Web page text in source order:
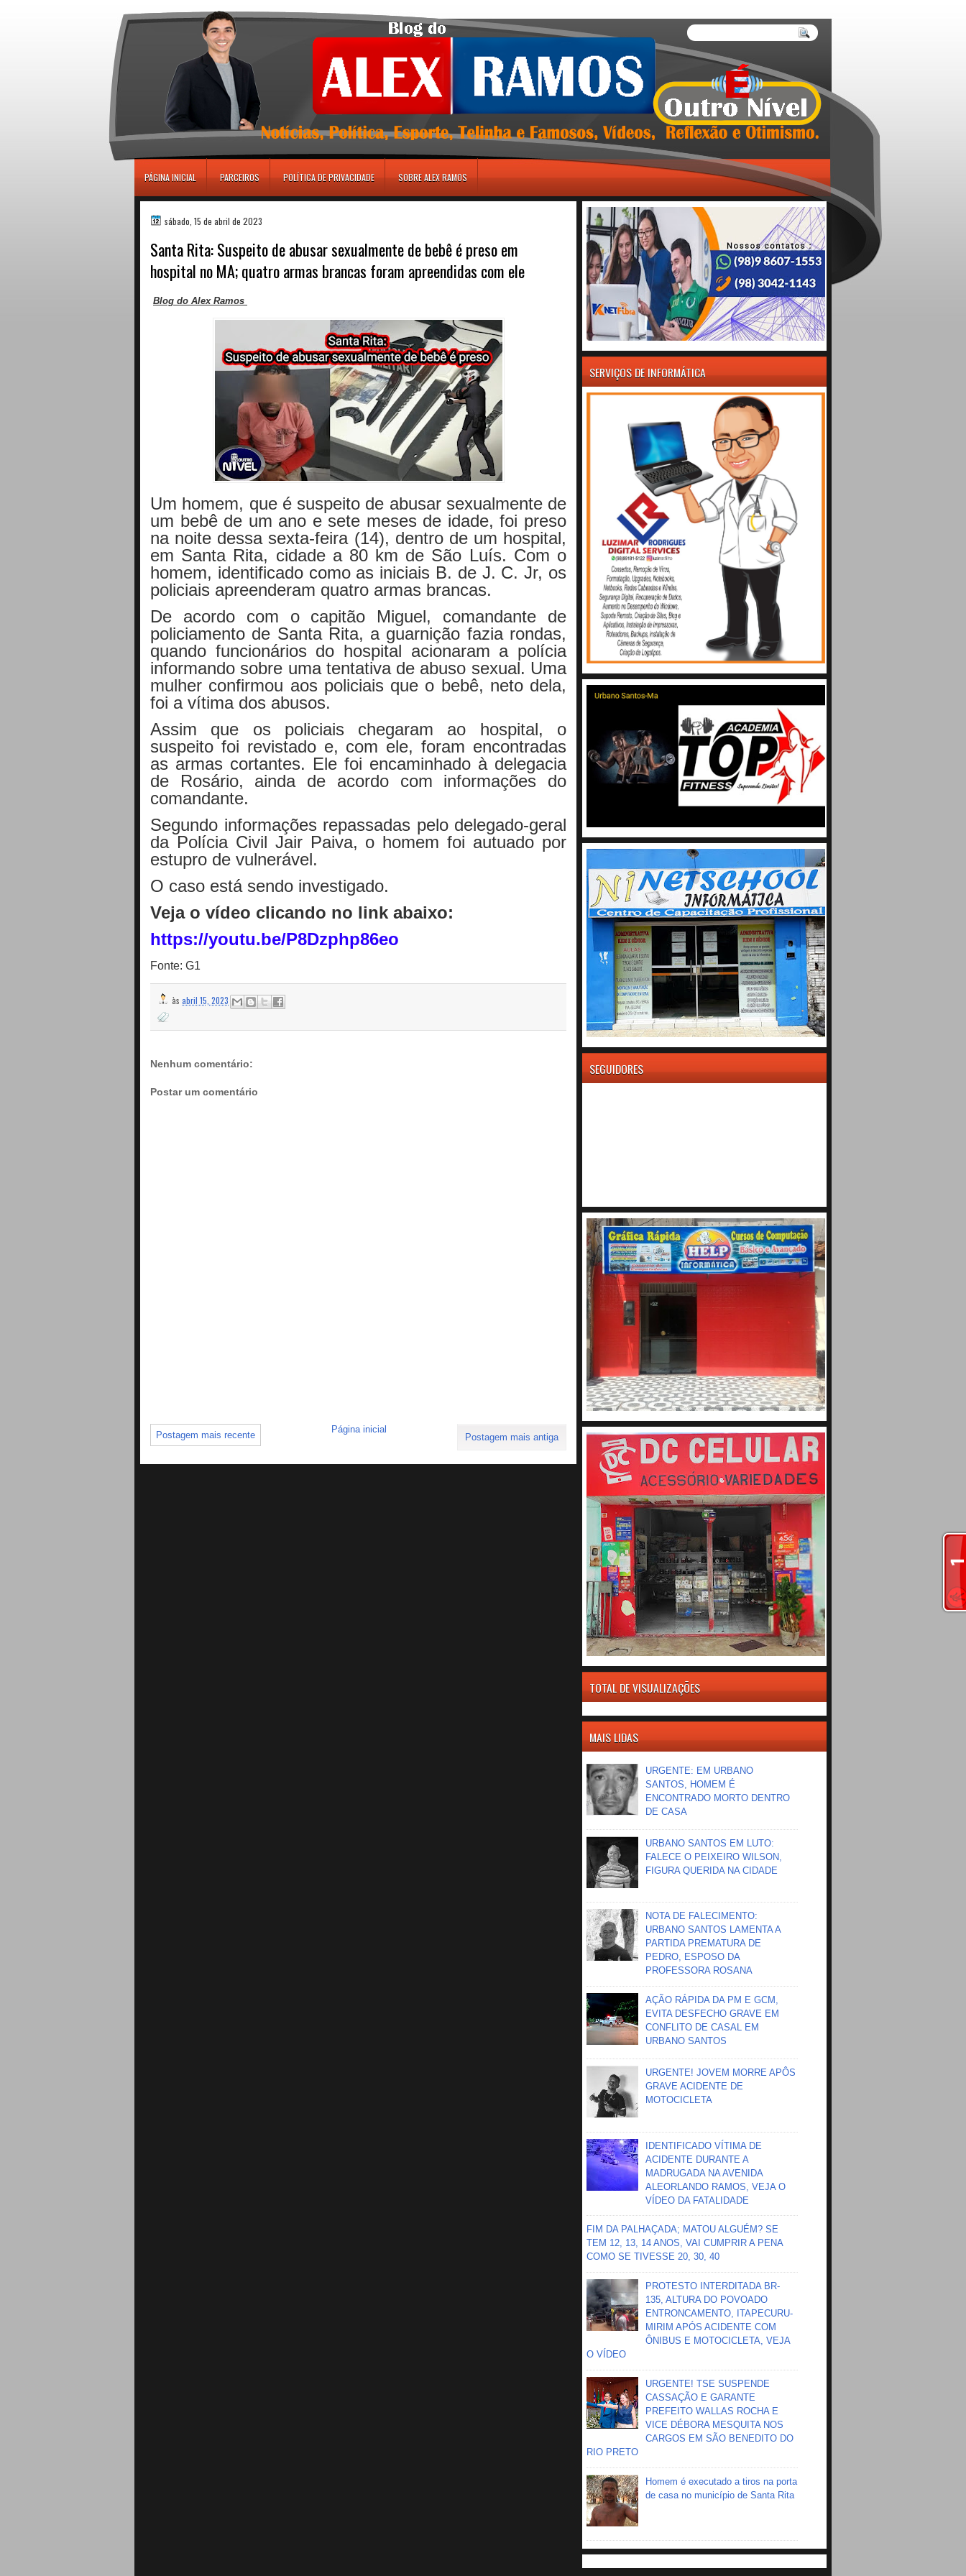
PÁGINA INICIAL PARCEIROS POLÍTICA DE PRIVACIDADE SOBRE ALEX RAMOS
sábado, 15 de abril de 2023
Santa Rita: Suspeito de abusar sexualmente de bebê é preso em
hospital no MA; quatro armas brancas foram apreendidas com ele
Blog do Alex Ramos
Um homem, que é suspeito de abusar sexualmente de
um bebê de um ano e sete meses de idade, foi preso
na noite dessa sexta-feira (14), dentro de um hospital,
em Santa Rita, cidade a 80 km de São Luís. Com o
homem, identificado como as iniciais B. de J. C. Jr, os
policiais apreenderam quatro armas brancas.
De acordo com o capitão Miguel, comandante de
policiamento de Santa Rita, a guarnição fazia rondas,
quando funcionários do hospital acionaram a polícia
informando sobre uma tentativa de abuso sexual. Uma
mulher confirmou aos policiais que o bebê, neto dela,
foi a vítima dos abusos.
Assim que os policiais chegaram ao hospital, o
suspeito foi revistado e, com ele, foram encontradas
as armas cortantes. Ele foi encaminhado à delegacia
de Rosário, ainda de acordo com informações do
comandante.
Segundo informações repassadas pelo delegado-geral
da Polícia Civil Jair Paiva, o homem foi autuado por
estupro de vulnerável.
O caso está sendo investigado.
Veja o vídeo clicando no link abaixo:
https://youtu.be/P8Dzphp86eo
Fonte: G1
às abril 15, 2023
Nenhum comentário:
Postar um comentário
Postagem mais recente Postagem mais antiga
Página inicial
SERVIÇOS DE INFORMÁTICA
SEGUIDORES
TOTAL DE VISUALIZAÇÕES
MAIS LIDAS
URGENTE: EM URBANO
SANTOS, HOMEM É
ENCONTRADO MORTO DENTRO
DE CASA
URBANO SANTOS EM LUTO:
FALECE O PEIXEIRO WILSON,
FIGURA QUERIDA NA CIDADE
NOTA DE FALECIMENTO:
URBANO SANTOS LAMENTA A
PARTIDA PREMATURA DE
PEDRO, ESPOSO DA
PROFESSORA ROSANA
AÇÃO RÁPIDA DA PM E GCM,
EVITA DESFECHO GRAVE EM
CONFLITO DE CASAL EM
URBANO SANTOS
URGENTE! JOVEM MORRE APÔS
GRAVE ACIDENTE DE
MOTOCICLETA
IDENTIFICADO VÍTIMA DE
ACIDENTE DURANTE A
MADRUGADA NA AVENIDA
ALEORLANDO RAMOS, VEJA O
VÍDEO DA FATALIDADE
FIM DA PALHAÇADA; MATOU ALGUÉM? SE
TEM 12, 13, 14 ANOS, VAI CUMPRIR A PENA
COMO SE TIVESSE 20, 30, 40
PROTESTO INTERDITADA BR-
135, ALTURA DO POVOADO
ENTRONCAMENTO, ITAPECURU-
MIRIM APÓS ACIDENTE COM
ÔNIBUS E MOTOCICLETA, VEJA
O VÍDEO
URGENTE! TSE SUSPENDE
CASSAÇÃO E GARANTE
PREFEITO WALLAS ROCHA E
VICE DÉBORA MESQUITA NOS
CARGOS EM SÃO BENEDITO DO
RIO PRETO
Homem é executado a tiros na porta
de casa no município de Santa Rita